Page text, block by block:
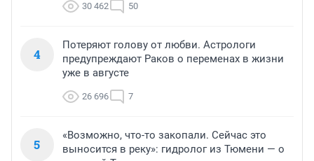
30 462 50
4
Потеряют голову от любви. Астрологи
предупреждают Раков о переменах в жизни
уже в августе
26 696 7
5
«Возможно, что-то закопали. Сейчас это
выносится в реку»: гидролог из Тюмени — о